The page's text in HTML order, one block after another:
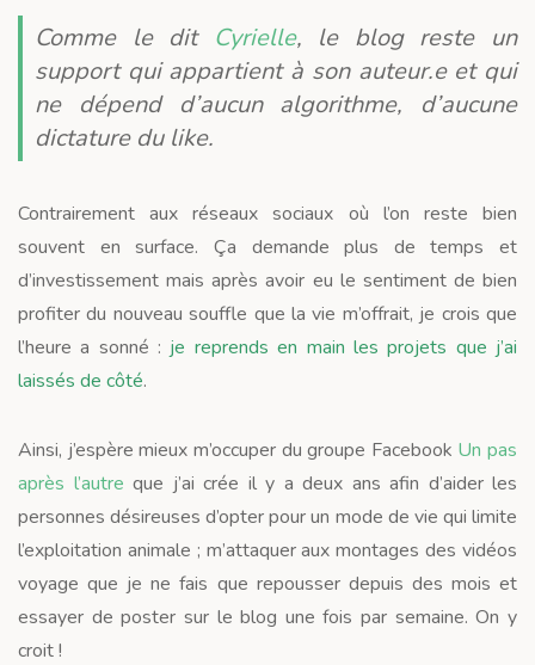
Comme le dit Cyrielle, le blog reste un
support qui appartient à son auteur.e et qui
ne dépend d’aucun algorithme, d’aucune
dictature du like.
Contrairement aux réseaux sociaux où l’on reste bien
souvent en surface. Ça demande plus de temps et
d’investissement mais après avoir eu le sentiment de bien
profiter du nouveau souffle que la vie m’offrait, je crois que
l’heure a sonné : je reprends en main les projets que j’ai
laissés de côté.
Ainsi, j’espère mieux m’occuper du groupe Facebook Un pas
après l’autre que j’ai crée il y a deux ans afin d’aider les
personnes désireuses d’opter pour un mode de vie qui limite
l’exploitation animale ; m’attaquer aux montages des vidéos
voyage que je ne fais que repousser depuis des mois et
essayer de poster sur le blog une fois par semaine. On y
croit !